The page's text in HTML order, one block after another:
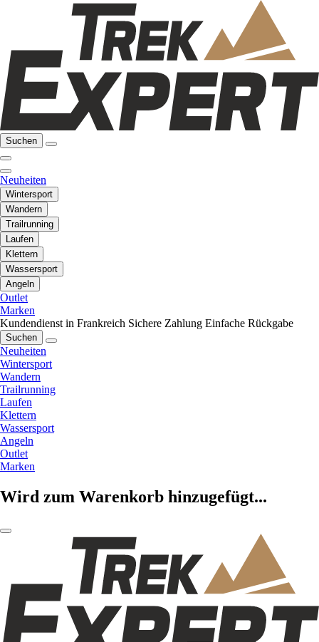
Suchen
Neuheiten
Wintersport
Wandern
Trailrunning
Laufen
Klettern
Wassersport
Angeln
Outlet
Marken
Kundendienst in Frankreich Sichere Zahlung Einfache Rückgabe
Suchen
Neuheiten
Wintersport
Wandern
Trailrunning
Laufen
Klettern
Wassersport
Angeln
Outlet
Marken
Wird zum Warenkorb hinzugefügt...